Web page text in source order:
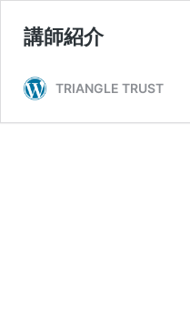
講師紹介
TRIANGLE TRUST